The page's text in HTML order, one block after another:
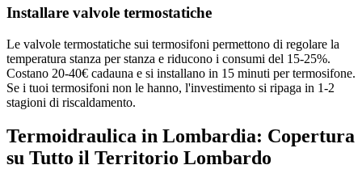
Installare valvole termostatiche
Le valvole termostatiche sui termosifoni permettono di regolare la
temperatura stanza per stanza e riducono i consumi del 15-25%.
Costano 20-40€ cadauna e si installano in 15 minuti per termosifone.
Se i tuoi termosifoni non le hanno, l'investimento si ripaga in 1-2
stagioni di riscaldamento.
Termoidraulica in Lombardia: Copertura
su Tutto il Territorio Lombardo